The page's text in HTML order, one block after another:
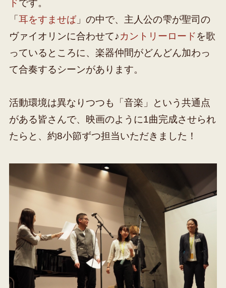
ドです。
「 耳をすませば」の中で、主人公の雫が聖司の
ヴァイオリンに合わせて♪カントリーロードを歌
っているところに、楽器仲間がどんどん加わっ
て合奏するシーンがあります。
活動環境は異なりつつも「音楽」という共通点
がある皆さんで、映画のように1曲完成させられ
たらと、約8小節ずつ担当いただきました！